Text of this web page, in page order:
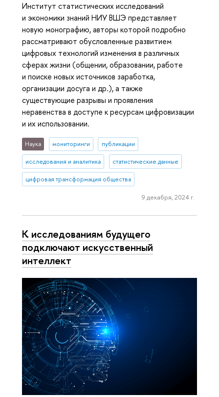
Институт статистических исследований
и экономики знаний НИУ ВШЭ представляет
новую монографию, авторы которой подробно
рассматривают обусловленные развитием
цифровых технологий изменения в различных
сферах жизни (общении, образовании, работе
и поиске новых источников заработка,
организации досуга и др.), а также
существующие разрывы и проявления
неравенства в доступе к ресурсам цифровизации
и их использовании.
Наука мониторинги публикации
исследования и аналитика статистические данные
цифровая трансформация общества
9 декабря, 2024 г.
К исследованиям будущего
подключают искусственный
интеллект